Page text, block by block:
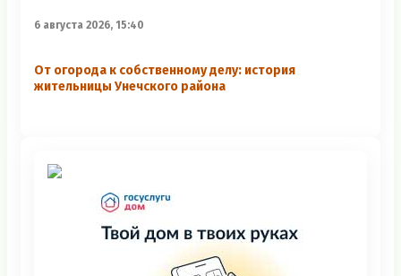
6 августа 2026, 15:40
От огорода к собственному делу: история
жительницы Унечского района